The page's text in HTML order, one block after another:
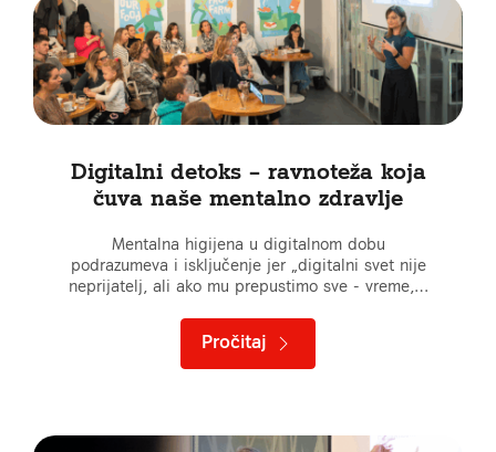
Digitalni detoks – ravnoteža koja
čuva naše mentalno zdravlje
Mentalna higijena u digitalnom dobu
podrazumeva i isključenje jer „digitalni svet nije
neprijatelj, ali ako mu prepustimo sve - vreme,…
Pročitaj